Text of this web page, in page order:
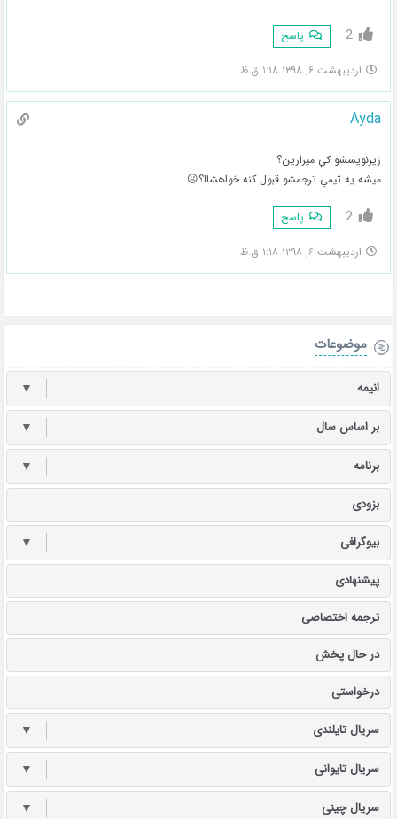
2 پاسخ
اردیبهشت ۶, ۱۳۹۸ ۱:۱۸ ق.ظ
Ayda
زيرنويسشو كي ميزارين؟
ميشه يه تيمي ترجمشو قبول كنه خواهشاا؟☹️
2 پاسخ
اردیبهشت ۶, ۱۳۹۸ ۱:۱۸ ق.ظ
موضوعات
انیمه ▼
بر اساس سال ▼
برنامه ▼
بزودی
بیوگرافی ▼
پیشنهادی
ترجمه اختصاصی
در حال پخش
درخواستی
سریال تایلندی ▼
سریال تایوانی ▼
سریال چینی ▼